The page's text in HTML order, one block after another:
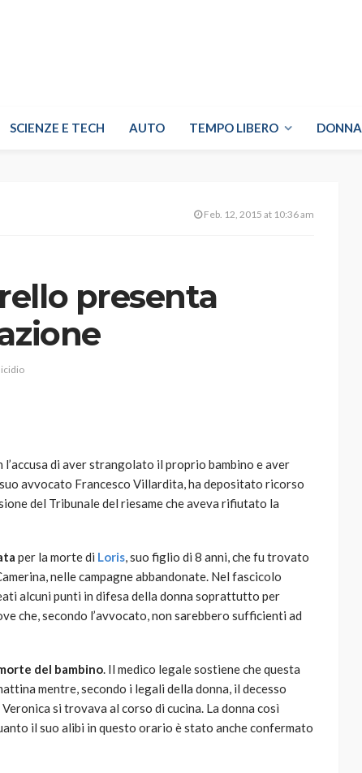
SCIENZE E TECH AUTO TEMPO LIBERO DONNA
Feb. 12, 2015 at 10:36 am
presenta
l’accusa di aver strangolato il proprio bambino e aver
avvocato Francesco Villardita, ha depositato ricorso
del Tribunale del riesame che aveva rifiutato la
per la morte di Loris, suo figlio di 8 anni, che fu trovato
nelle campagne abbandonate. Nel fascicolo
alcuni punti in difesa della donna soprattutto per
che, secondo l’avvocato, non sarebbero sufficienti ad
del bambino. Il medico legale sostiene che questa
mentre, secondo i legali della donna, il decesso
si trovava al corso di cucina. La donna così
il suo alibi in questo orario è stato anche confermato
quale
prato
791
AUTO SPORT
MG alle Final 8 di Coppa
Davis: tennis mondiale e
l’automobilismo
abbracciano la stessa causa
god 9 mesi ago